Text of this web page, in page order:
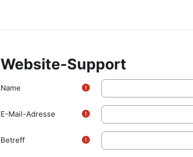
Website-Support
Name
E-Mail-Adresse
Betreff